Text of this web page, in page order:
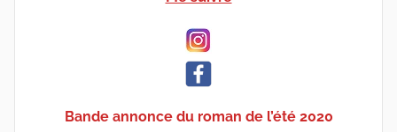
Bande annonce du roman de l’été 2020